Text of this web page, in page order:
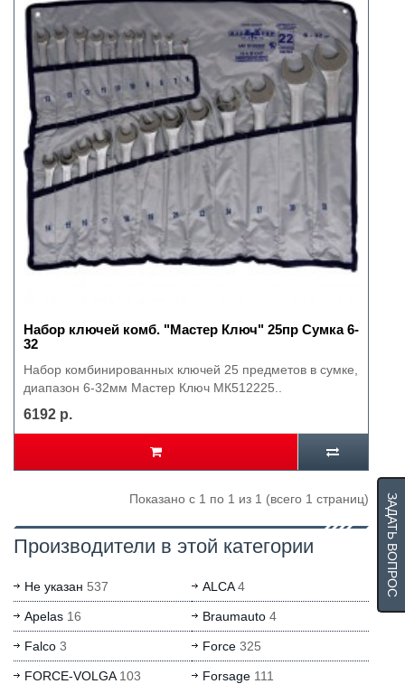
Набор ключей комб. "Мастер Ключ" 25пр Сумка 6-
32
Набор комбинированных ключей 25 предметов в сумке,
диапазон 6-32мм Мастер Ключ МК512225..
6192 р.
Показано с 1 по 1 из 1 (всего 1 страниц)
Производители в этой категории
Не указан 537 ALCA4
Apelas 16 Braumauto4
Falco 3 Force325
FORCE-VOLGA103 Forsage111
ЗАДАТЬ ВОПРОС